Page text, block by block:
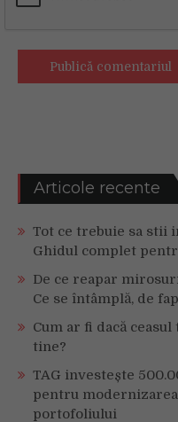
Articole recente
Tot ce trebuie sa stii
Ghidul complet
De ce reapar
Ce se întâmplă, de
Cum ar fi dacă
tine?
TAG investește
pentru
portofoliului